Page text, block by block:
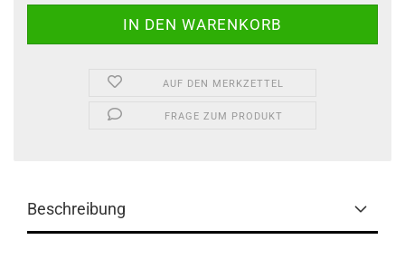
AUF DEN MERKZETTEL
FRAGE ZUM PRODUKT
Beschreibung